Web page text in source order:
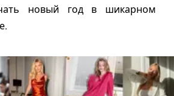
новый год в шикарном